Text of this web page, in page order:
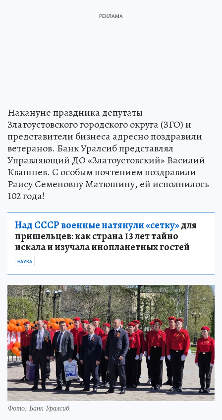
Накануне праздника депутаты
Златоустовского городского округа (ЗГО) и
представители бизнеса адресно поздравили
ветеранов. Банк Уралсиб представлял
Управляющий ДО «Златоустовский» Василий
Квашнев. C особым почтением поздравили
Раису Семеновну Матюшину, ей исполнилось
102 года!
Над СССР военные натянули «сетку»для
пришельцев: как страна 13 лет тайно
искала и изучала инопланетных гостей
НАУКА
Фото: Банк Уралсиб